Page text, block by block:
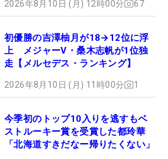
2026年8月10日 (月) 12時00分 67
初優勝の吉澤柚月が18→12位に浮
上 メジャーV・桑木志帆が1位独
走【メルセデス・ランキング】
2026年8月10日 (月) 11時00分 1
今季初のトップ10入りを逃すもベ
ストルーキー賞を受賞した都玲華
「北海道すきだなー帰りたくない」